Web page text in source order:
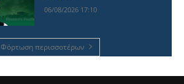
06/08/2026 17:10
Φόρτωση περισσοτέρων